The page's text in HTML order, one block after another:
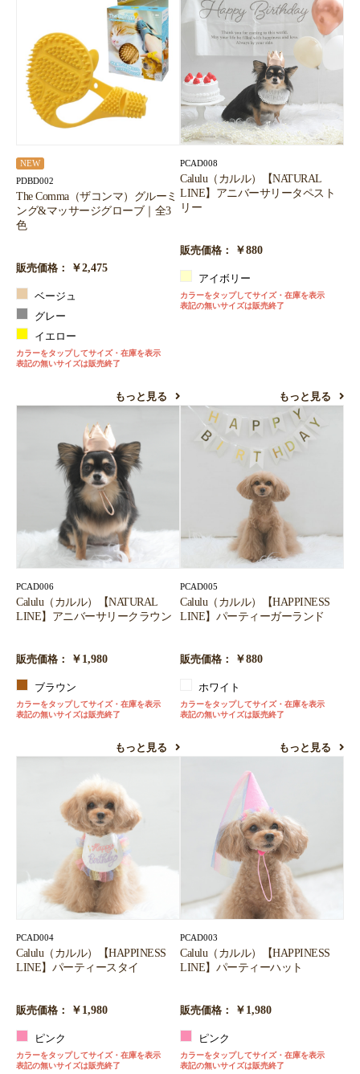
NEW
PDBD002
The Comma（ザコンマ）グルーミ
ング&マッサージグローブ｜全3
色
販売価格： ￥2,475
ベージュ
グレー
イエロー
カラーをタップしてサイズ・在庫を表示
表記の無いサイズは販売終了
もっと見る
PCAD008
Calulu（カルル）【NATURAL
LINE】アニバーサリータペスト
リー
販売価格： ￥880
アイボリー
カラーをタップしてサイズ・在庫を表示
表記の無いサイズは販売終了
もっと見る
PCAD006
Calulu（カルル）【NATURAL
LINE】アニバーサリークラウン
販売価格： ￥1,980
ブラウン
カラーをタップしてサイズ・在庫を表示
表記の無いサイズは販売終了
もっと見る
PCAD005
Calulu（カルル）【HAPPINESS
LINE】パーティーガーランド
販売価格： ￥880
ホワイト
カラーをタップしてサイズ・在庫を表示
表記の無いサイズは販売終了
もっと見る
PCAD004
Calulu（カルル）【HAPPINESS
LINE】パーティースタイ
販売価格： ￥1,980
ピンク
カラーをタップしてサイズ・在庫を表示
表記の無いサイズは販売終了
PCAD003
Calulu（カルル）【HAPPINESS
LINE】パーティーハット
販売価格： ￥1,980
ピンク
カラーをタップしてサイズ・在庫を表示
表記の無いサイズは販売終了